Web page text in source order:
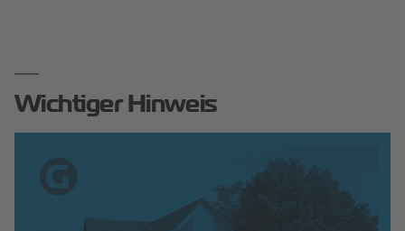
Wichtiger Hinweis